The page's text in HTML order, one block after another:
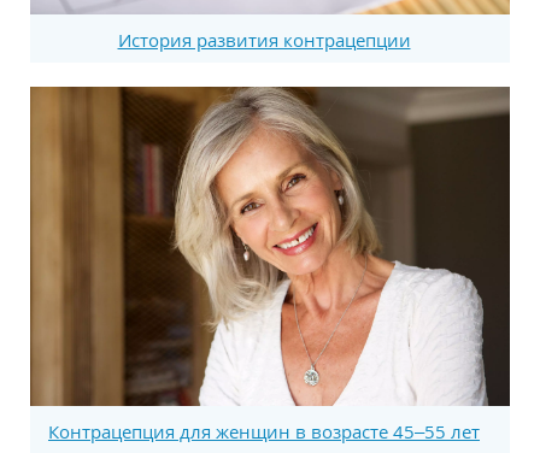
История развития контрацепции
Контрацепция для женщин в возрасте 45–55 лет